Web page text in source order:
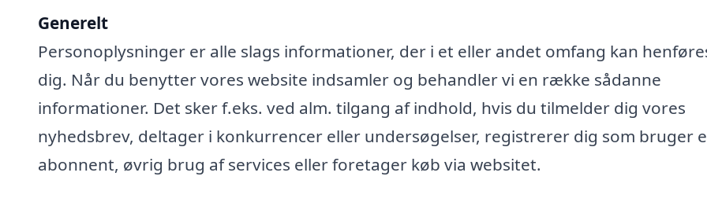
Generelt
Personoplysninger er alle slags informationer, der i et eller andet omfang kan
dig. Når du benytter vores website indsamler og behandler vi en række sådanne
informationer. Det sker f.eks. ved alm. tilgang af indhold, hvis du tilmelder dig vores
nyhedsbrev, deltager i konkurrencer eller undersøgelser, registrerer dig som bruger
abonnent, øvrig brug af services eller foretager køb via websitet.